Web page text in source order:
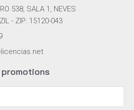
538, SALA 1, NEVES
- ZIP: 15120-043